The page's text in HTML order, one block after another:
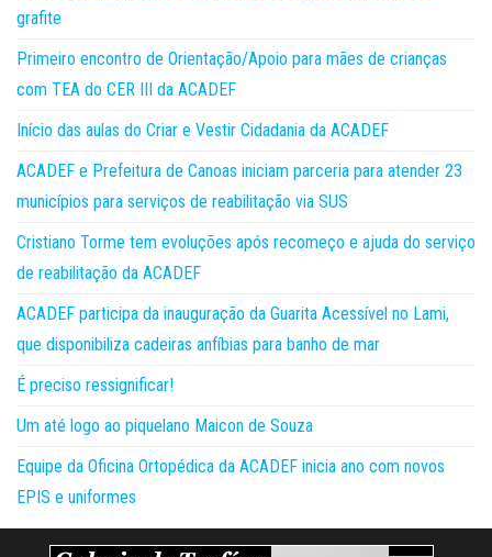
grafite
Primeiro encontro de Orientação/Apoio para mães de crianças
com TEA do CER III da ACADEF
Início das aulas do Criar e Vestir Cidadania da ACADEF
ACADEF e Prefeitura de Canoas iniciam parceria para atender 23
municípios para serviços de reabilitação via SUS
Cristiano Torme tem evoluções após recomeço e ajuda do serviço
de reabilitação da ACADEF
ACADEF participa da inauguração da Guarita Acessível no Lami,
que disponibiliza cadeiras anfíbias para banho de mar
É preciso ressignificar!
Um até logo ao piquelano Maicon de Souza
Equipe da Oficina Ortopédica da ACADEF inicia ano com novos
EPIS e uniformes